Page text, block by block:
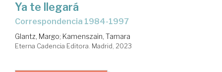
Ya te llegará
Correspondencia 1984-1997
Glantz, Margo; Kamenszain, Tamara
Eterna Cadencia Editora. Madrid, 2023